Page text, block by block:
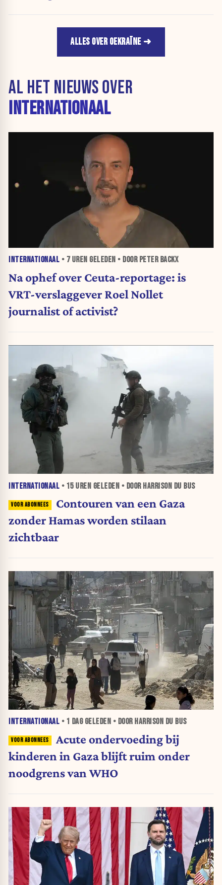
ALLES OVER OEKRAÏNE
AL HET NIEUWS OVER
INTERNATIONAAL
INTERNATIONAAL • 7 UREN GELEDEN • DOOR PETER BACKX
Na ophef over Ceuta-reportage: is
VRT-verslaggever Roel Nollet
journalist of activist?
INTERNATIONAAL • 15 UREN GELEDEN • DOOR HARRISON DU BUS
Contouren van een Gaza
zonder Hamas worden stilaan
zichtbaar
INTERNATIONAAL • 1 DAGGELEDEN • DOOR HARRISON DU BUS
Acute ondervoeding bij
kinderen in Gaza blijft ruim onder
noodgrens van WHO